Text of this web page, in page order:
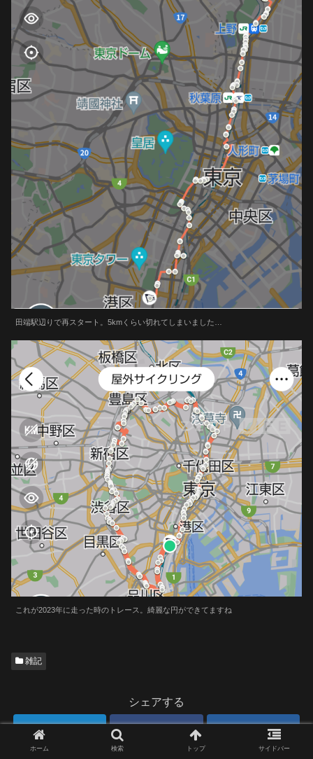
田端駅辺りで再スタート。5kmくらい切れてしまいました…
これが2023年に走った時のトレース。綺麗な円ができてますね
雑記
シェアする
はてブ
ホーム 検索 トップ サイドバー